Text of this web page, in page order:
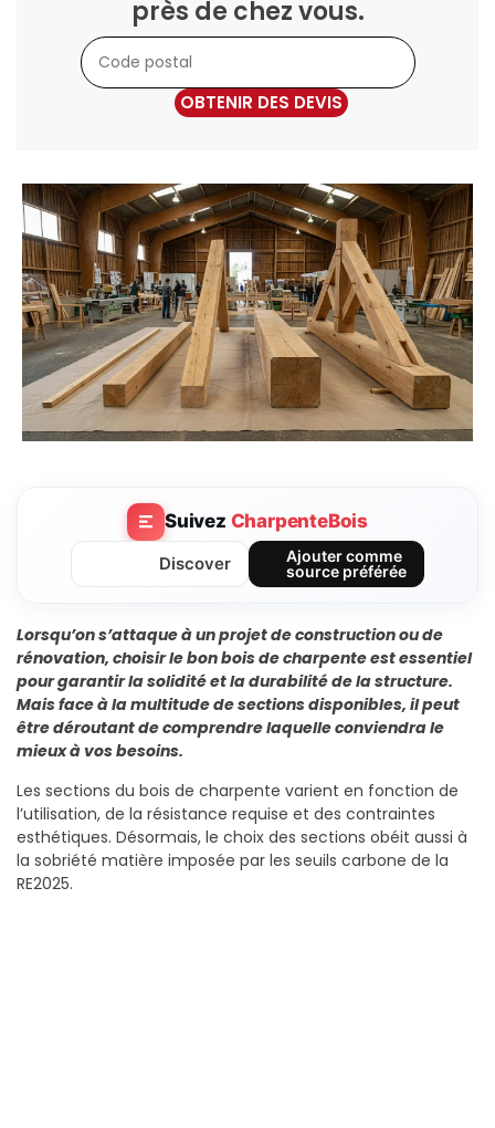
près de chez vous.
OBTENIR DES DEVIS
Suivez CharpenteBois
Discover
Ajouter comme
source préférée
Lorsqu’on s’attaque à un projet de construction ou de
rénovation, choisir le bon bois de charpente est essentiel
pour garantir la solidité et la durabilité de la structure.
Mais face à la multitude de sections disponibles, il peut
être déroutant de comprendre laquelle conviendra le
mieux à vos besoins.
Les sections du bois de charpente varient en fonction de
l’utilisation, de la résistance requise et des contraintes
esthétiques. Désormais, le choix des sections obéit aussi à
la sobriété matière imposée par les seuils carbone de la
RE2025.